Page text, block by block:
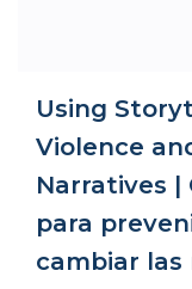
Using
Violence
Narratives |
para
cambiar